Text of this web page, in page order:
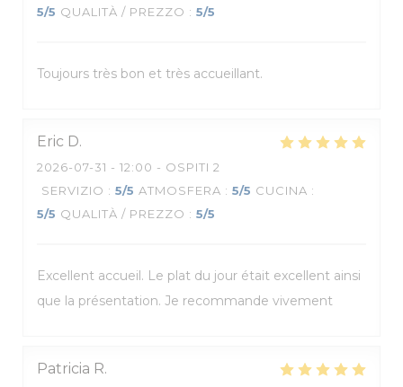
5/5 QUALITÀ / PREZZO : 5/5
Toujours très bon et très accueillant.
Eric D
2026-07-31 - 12:00 - OSPITI 2
SERVIZIO : 5/5 ATMOSFERA : 5/5 CUCINA :
5/5 QUALITÀ / PREZZO : 5/5
Excellent accueil. Le plat du jour était excellent ainsi
que la présentation. Je recommande vivement
Patricia R